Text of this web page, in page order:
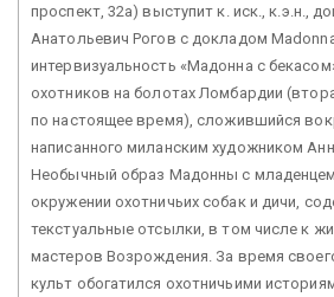
проспект, 32а) выступит к. иск., к.э.н.,
Анатольевич Рогов с докладом
интервизуальность «Мадонна с
охотников на болотах Ломбардии
по настоящее время), сложившийся
написанного миланским художником
Необычный образ Мадонны с
окружении охотничьих собак и дичи,
текстуальные отсылки, в том числе к
мастеров Возрождения. За время
культ обогатился охотничьими